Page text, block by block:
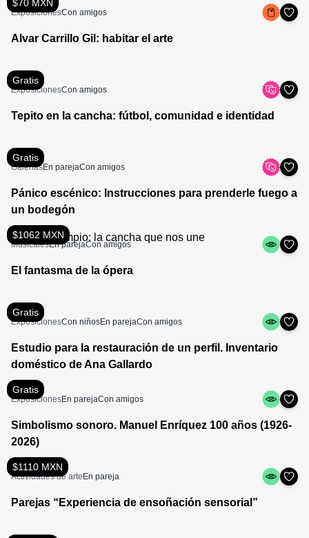
$70 MXN
ExposicionesCon amigos
Alvar Carrillo Gil: habitar el arte
Gratis
ExposicionesCon amigos
Tepito en la cancha: fútbol, comunidad e identidad
Gratis
GaleríasEn parejaCon amigos
Pánico escénico: Instrucciones para prenderle fuego a
un bodegón
$1062 MXN
MusicalesEn parejaCon amigos
El fantasma de la ópera
Gratis
ExposicionesCon niñosEn parejaCon amigos
Estudio para la restauración de un perfil. Inventario
doméstico de Ana Gallardo
Gratis
ExposicionesEn parejaCon amigos
Simbolismo sonoro. Manuel Enríquez 100 años (1926-
2026)
$1110 MXN
Actividades de arte En pareja
Parejas “Experiencia de ensoñación sensorial”